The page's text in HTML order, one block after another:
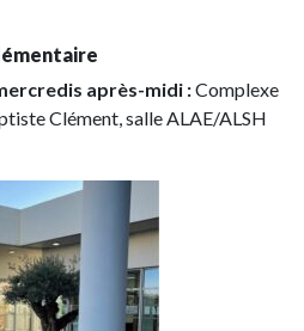
après-midi :Complexe
Clément, salle ALAE/ALSH